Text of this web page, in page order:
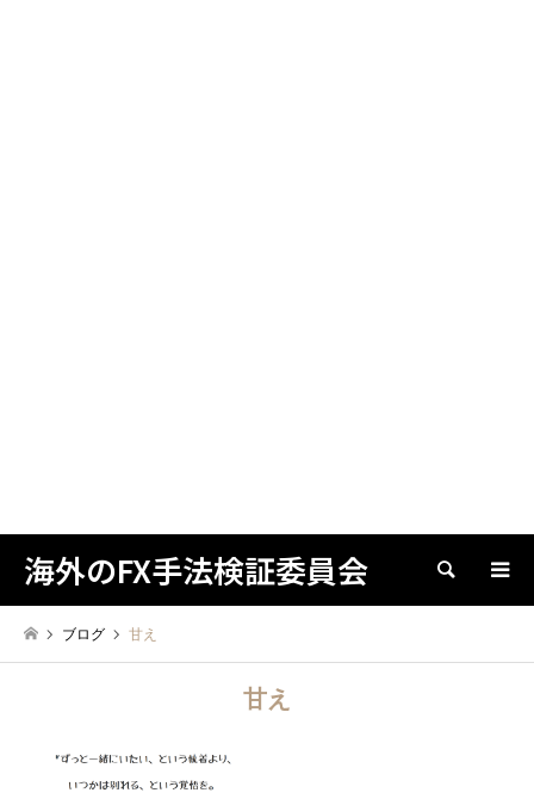
海外のFX手法検証委員会 検索
ブログ 甘え
甘え